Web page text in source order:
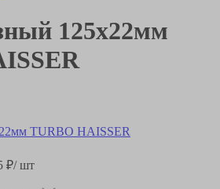
125x22мм
₽/ шт